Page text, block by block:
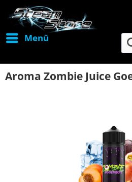
Menü
Aroma Zombie Juice